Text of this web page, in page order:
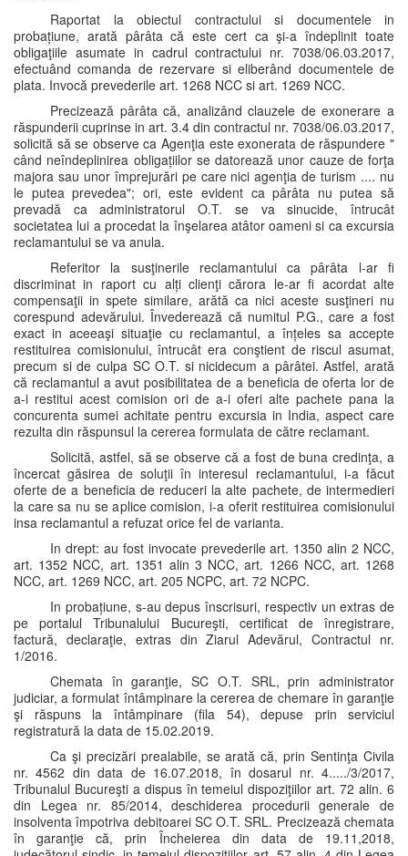
Raportat la obiectul contractului si documentele in
probațiune, arată pârâta că este cert ca şi-a îndeplinit toate
obligaţiile asumate in cadrul contractului nr. 7038/06.03.2017,
efectuând comanda de rezervare si eliberând documentele de
plata. Invocă prevederile art. 1268 NCC si art. 1269 NCC.
Precizează pârâta că, analizând clauzele de exonerare a
răspunderii cuprinse in art. 3.4 din contractul nr. 7038/06.03.2017,
solicită să se observe ca Agenţia este exonerata de răspundere "
când neîndeplinirea obligațiilor se datorează unor cauze de forţa
majora sau unor împrejurări pe care nici agenţia de turism .... nu
le putea prevedea"; ori, este evident ca pârâta nu putea să
prevadă ca administratorul O.T. se va sinucide, întrucât
societatea lui a procedat la înşelarea atâtor oameni si ca excursia
reclamantului se va anula.
Referitor la susţinerile reclamantului ca pârâta l-ar fi
discriminat in raport cu alți clienţi cărora le-ar fi acordat alte
compensaţii in spete similare, arătă ca nici aceste susţineri nu
corespund adevărului. Învederează că numitul P.G., care a fost
exact in aceeaşi situaţie cu reclamantul, a înțeles sa accepte
restituirea comisionului, întrucât era conştient de riscul asumat,
precum si de culpa SC O.T. si nicidecum a pârâtei. Astfel, arată
că reclamantul a avut posibilitatea de a beneficia de oferta lor de
a-i restitui acest comision ori de a-i oferi alte pachete pana la
concurenta sumei achitate pentru excursia in India, aspect care
rezulta din răspunsul la cererea formulata de către reclamant.
Solicită, astfel, să se observe că a fost de buna credinţa, a
încercat găsirea de soluţii în interesul reclamantului, i-a făcut
oferte de a beneficia de reduceri la alte pachete, de intermedieri
la care sa nu se aplice comision, i-a oferit restituirea comisionului
insa reclamantul a refuzat orice fel de varianta.
In drept: au fost invocate prevederile art. 1350 alin 2 NCC,
art. 1352 NCC, art. 1351 alin 3 NCC, art. 1266 NCC, art. 1268
NCC, art. 1269 NCC, art. 205 NCPC, art. 72 NCPC.
In probațiune, s-au depus înscrisuri, respectiv un extras de
pe portalul Tribunalului Bucureşti, certificat de înregistrare,
factură, declaraţie, extras din Ziarul Adevărul, Contractul nr.
1/2016.
Chemata în garanţie, SC O.T. SRL, prin administrator
judiciar, a formulat întâmpinare la cererea de chemare în garanţie
şi răspuns la întâmpinare (fila 54), depuse prin serviciul
registratură la data de 15.02.2019.
Ca şi precizări prealabile, se arată că, prin Sentinţa Civila
nr. 4562 din data de 16.07.2018, în dosarul nr. 4...../3/2017,
Tribunalul Bucureşti a dispus în temeiul dispoziţiilor art. 72 alin. 6
din Legea nr. 85/2014, deschiderea procedurii generale de
insolventa împotriva debitoarei SC O.T. SRL. Precizează chemata
în garanţie că, prin Încheierea din data de 19.11,2018,